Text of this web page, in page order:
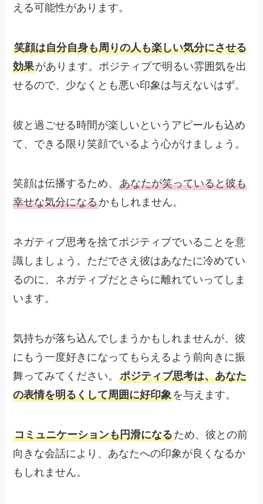
える可能性があります。
笑顔は自分自身も周りの人も楽しい気分にさせる
効果があります。ポジティブで明るい雰囲気を出
せるので、少なくとも悪い印象は与えないはず。
彼と過ごせる時間が楽しいというアピールも込め
て、できる限り笑顔でいるよう心がけましょう。
笑顔は伝播するため、あなたが笑っていると彼も
幸せな気分になるかもしれません。
ネガティブ思考を捨てポジティブでいることを意
識しましょう。ただでさえ彼はあなたに冷めてい
るのに、ネガティブだとさらに離れていってしま
います。
気持ちが落ち込んでしまうかもしれませんが、彼
にもう一度好きになってもらえるよう前向きに振
舞ってみてください。ポジティブ思考は、あなた
の表情を明るくして周囲に好印象を与えます。
コミュニケーションも円滑になるため、彼との前
向きな会話により、あなたへの印象が良くなるか
もしれません。